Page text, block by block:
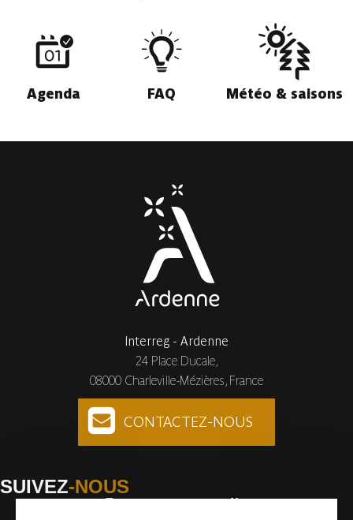
Agenda FAQ Météo & saisons
Interreg - Ardenne
24 Place Ducale,
08000 Charleville-Mézières, France
CONTACTEZ-NOUS
SUIVEZ-NOUS